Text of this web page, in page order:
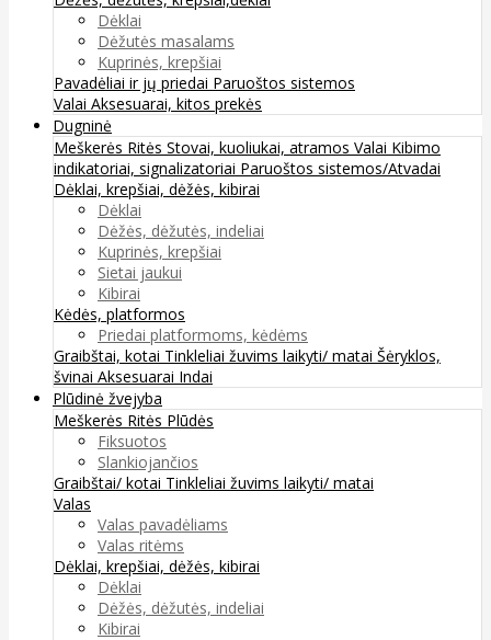
Dėklai
Dėžutės masalams
Kuprinės, krepšiai
Pavadėliai ir jų priedai Paruoštos sistemos
Valai Aksesuarai, kitos prekės
Dugninė
Meškerės Ritės Stovai, kuoliukai, atramos Valai Kibimo
indikatoriai, signalizatoriai Paruoštos sistemos/Atvadai
Dėklai, krepšiai, dėžės, kibirai
Dėklai
Dėžės, dėžutės, indeliai
Kuprinės, krepšiai
Sietai jaukui
Kibirai
Kėdės, platformos
Priedai platformoms, kėdėms
Graibštai, kotai Tinkleliai žuvims laikyti/ matai Šėryklos,
švinai Aksesuarai Indai
Plūdinė žvejyba
Meškerės Ritės Plūdės
Fiksuotos
Slankiojančios
Graibštai/ kotai Tinkleliai žuvims laikyti/ matai
Valas
Valas pavadėliams
Valas ritėms
Dėklai, krepšiai, dėžės, kibirai
Dėklai
Dėžės, dėžutės, indeliai
Kibirai